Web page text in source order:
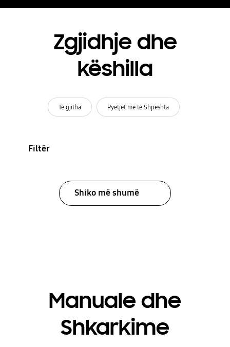
Zgjidhje dhe
këshilla
Të gjitha Pyetjet më të Shpeshta
Filtër
Shiko më shumë
Manuale dhe
Shkarkime